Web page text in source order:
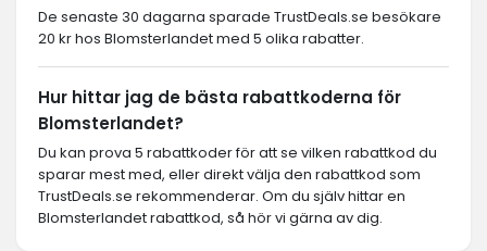
De senaste 30 dagarna sparade TrustDeals.se besökare
20 kr hos Blomsterlandet med 5 olika rabatter.
Hur hittar jag de bästa rabattkoderna för
Blomsterlandet?
Du kan prova 5 rabattkoder för att se vilken rabattkod du
sparar mest med, eller direkt välja den rabattkod som
TrustDeals.se rekommenderar. Om du själv hittar en
Blomsterlandet rabattkod, så hör vi gärna av dig.